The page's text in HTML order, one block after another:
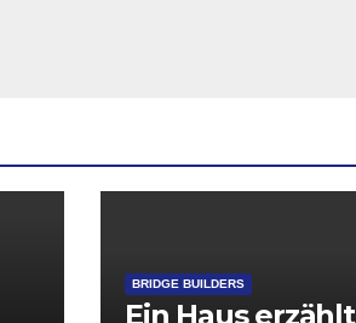
BRIDGE BUILDERS
Ein Haus erzählt